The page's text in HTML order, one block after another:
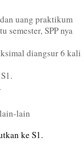
uang praktikum
semester, SPP nya
diangsur 6 kali
lain
ke S1.